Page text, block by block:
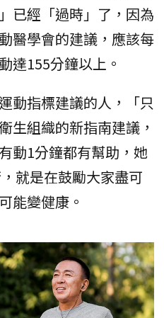
已經「過時」了，因為
醫學會的建議，應該每
達155分鐘以上。
動指標建議的人，「只
生組織的新指南建議，
動1分鐘都有幫助，她
就是在鼓勵大家盡可
能變健康。